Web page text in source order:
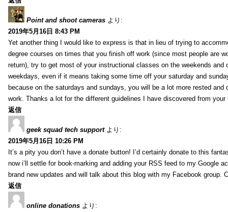
Point and shoot cameras より:
2019年5月16日 8:43 PM
Yet another thing I would like to express is that in lieu of trying to
degree courses on times that you finish off work (since most people are
return), try to get most of your instructional classes on the weekends and
weekdays, even if it means taking some time off your saturday and
because on the saturdays and sundays, you will be a lot more rested and
work. Thanks a lot for the different guidelines I have discovered from your
返信
geek squad tech support より:
2019年5月16日 10:26 PM
It’s a pity you don’t have a donate button! I’d certainly donate to this
now i’ll settle for book-marking and adding your RSS feed to my Google
brand new updates and will talk about this blog with my Facebook group.
返信
online donations より: